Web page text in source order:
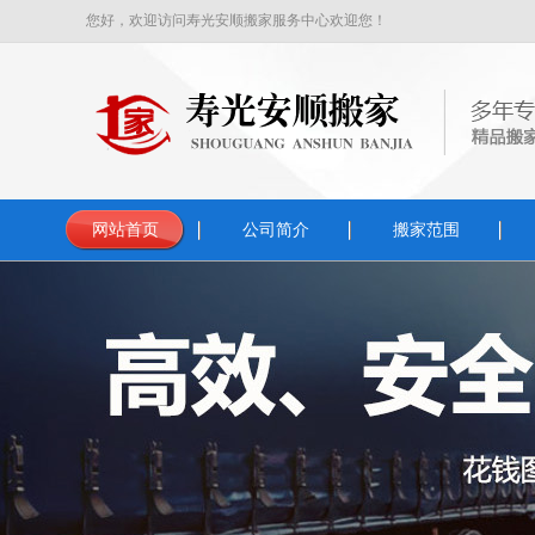
您好，欢迎访问寿光安顺搬家服务中心欢迎您！
网站首页 公司简介 搬家范围